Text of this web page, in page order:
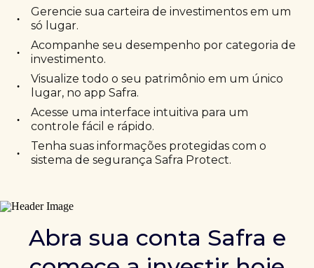
•
Gerencie sua carteira de investimentos em um
só lugar.
•
Acompanhe seu desempenho por categoria de
investimento.
•
Visualize todo o seu patrimônio em um único
lugar, no app Safra.
•
Acesse uma interface intuitiva para um
controle fácil e rápido.
•
Tenha suas informações protegidas com o
sistema de segurança Safra Protect.
Abra sua conta Safra e